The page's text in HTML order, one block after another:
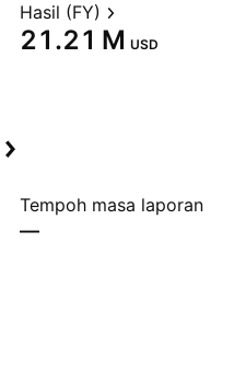
Hasil (FY)
‪21.21 M‬ USD
Tempoh masa laporan
—